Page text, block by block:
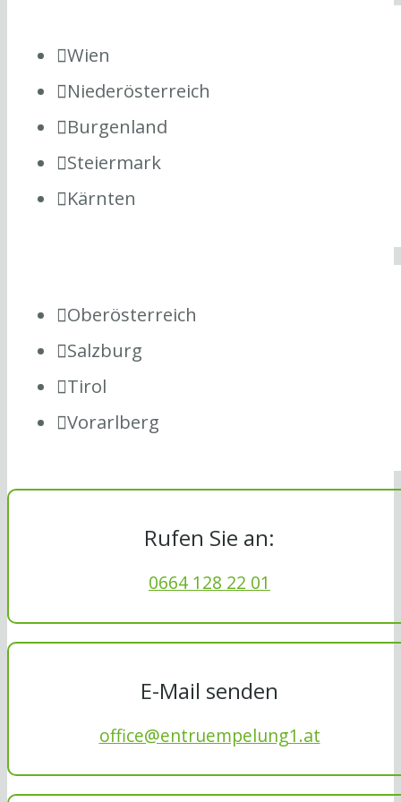
Wien
Niederösterreich
Burgenland
Steiermark
Kärnten
Oberösterreich
Salzburg
Tirol
Vorarlberg
Rufen Sie an:
0664 128 22 01
E-Mail senden
office@entruempelung1.at